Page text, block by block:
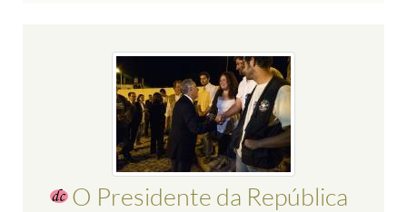
O Presidente da República